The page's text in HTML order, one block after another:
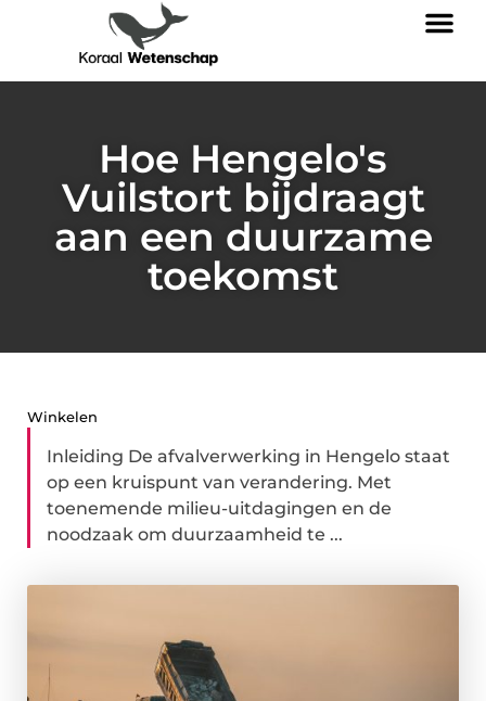
Hoe Hengelo's
Vuilstort bijdraagt
aan een duurzame
toekomst
Winkelen
Inleiding De afvalverwerking in Hengelo staat
op een kruispunt van verandering. Met
toenemende milieu-uitdagingen en de
noodzaak om duurzaamheid te ...